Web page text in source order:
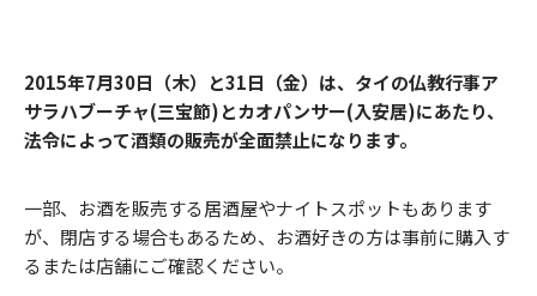
2015年7月30日（木）と31日（金）は、タイの仏教行事ア
サラハブーチャ(三宝節)とカオパンサー(入安居)にあたり、
法令によって酒類の販売が全面禁止になります。
一部、お酒を販売する居酒屋やナイトスポットもあります
が、閉店する場合もあるため、お酒好きの方は事前に購入す
るまたは店舗にご確認ください。